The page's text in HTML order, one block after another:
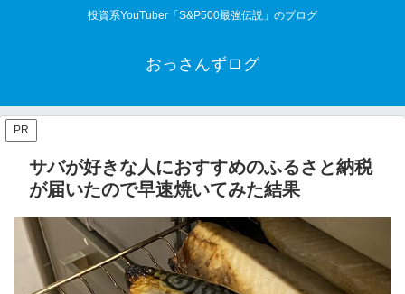
投資系YouTuber「S&P500最強伝説」のブログ
おっさんずログ
PR
サバが好きな人におすすめのふるさと納税
が届いたので早速焼いてみた結果